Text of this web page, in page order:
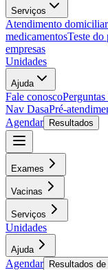
Serviços
Atendimento domiciliar
medicamentosTeste do
empresas
Unidades
Ajuda
Fale conosco
Nav DasaPré-
Agendar
Resultados
Exames
Vacinas
Serviços
Unidades
Ajuda
Agendar Resultados